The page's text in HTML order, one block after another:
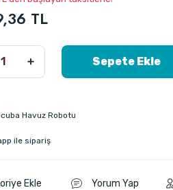
TL
Sepete Ekle
Yorum Yap